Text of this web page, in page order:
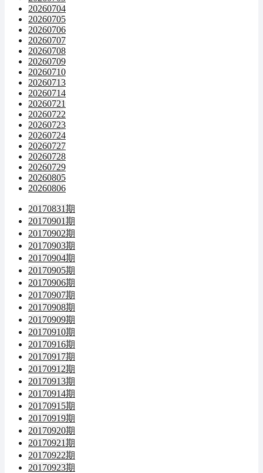
20260704
20260705
20260706
20260707
20260708
20260709
20260710
20260713
20260714
20260721
20260722
20260723
20260724
20260727
20260728
20260729
20260805
20260806
20170831期
20170901期
20170902期
20170903期
20170904期
20170905期
20170906期
20170907期
20170908期
20170909期
20170910期
20170916期
20170917期
20170912期
20170913期
20170914期
20170915期
20170919期
20170920期
20170921期
20170922期
20170923期